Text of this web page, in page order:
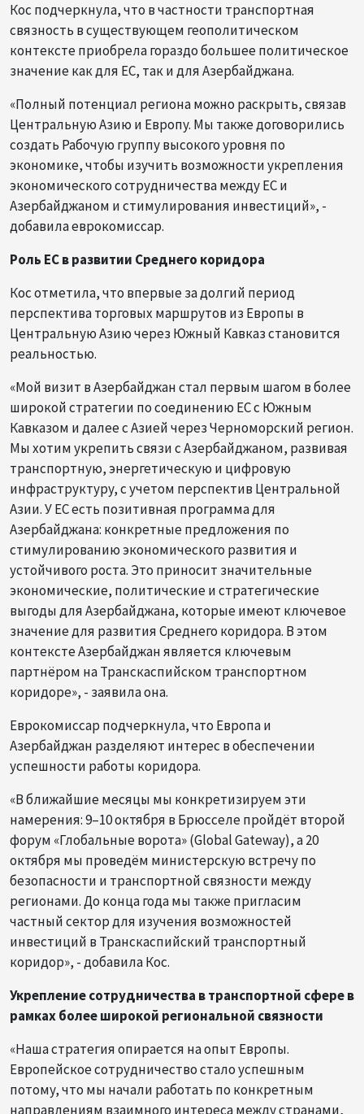
Кос подчеркнула, что в частности транспортная
связность в существующем геополитическом
контексте приобрела гораздо большее политическое
значение как для ЕС, так и для Азербайджана.
«Полный потенциал региона можно раскрыть, связав
Центральную Азию и Европу. Мы также договорились
создать Рабочую группу высокого уровня по
экономике, чтобы изучить возможности укрепления
экономического сотрудничества между ЕС и
Азербайджаном и стимулирования инвестиций», -
добавила еврокомиссар.
Роль ЕС в развитии Среднего коридора
Кос отметила, что впервые за долгий период
перспектива торговых маршрутов из Европы в
Центральную Азию через Южный Кавказ становится
реальностью.
«Мой визит в Азербайджан стал первым шагом в более
широкой стратегии по соединению ЕС с Южным
Кавказом и далее с Азией через Черноморский регион.
Мы хотим укрепить связи с Азербайджаном, развивая
транспортную, энергетическую и цифровую
инфраструктуру, с учетом перспектив Центральной
Азии. У ЕС есть позитивная программа для
Азербайджана: конкретные предложения по
стимулированию экономического развития и
устойчивого роста. Это приносит значительные
экономические, политические и стратегические
выгоды для Азербайджана, которые имеют ключевое
значение для развития Среднего коридора. В этом
контексте Азербайджан является ключевым
партнёром на Транскаспийском транспортном
коридоре», - заявила она.
Еврокомиссар подчеркнула, что Европа и
Азербайджан разделяют интерес в обеспечении
успешности работы коридора.
«В ближайшие месяцы мы конкретизируем эти
намерения: 9–10 октября в Брюсселе пройдёт второй
форум «Глобальные ворота» (Global Gateway), а 20
октября мы проведём министерскую встречу по
безопасности и транспортной связности между
регионами. До конца года мы также пригласим
частный сектор для изучения возможностей
инвестиций в Транскаспийский транспортный
коридор», - добавила Кос.
Укрепление сотрудничества в транспортной сфере в
рамках более широкой региональной связности
«Наша стратегия опирается на опыт Европы.
Европейское сотрудничество стало успешным
потому, что мы начали работать по конкретным
направлениям взаимного интереса между странами,